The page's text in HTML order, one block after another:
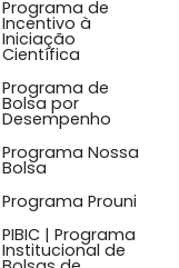
Programa de
Incentivo à
Iniciação
Científica
Programa de
Bolsa por
Desempenho
Programa Nossa
Bolsa
Programa Prouni
PIBIC | Programa
Institucional de